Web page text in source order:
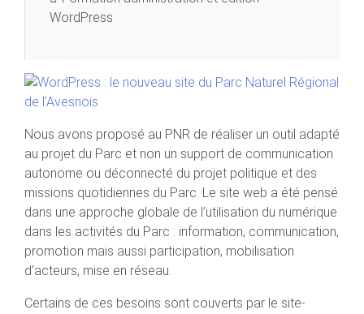
WordPress
Nous avons proposé au PNR de réaliser un outil adapté
au projet du Parc et non un support de communication
autonome ou déconnecté du projet politique et des
missions quotidiennes du Parc. Le site web a été pensé
dans une approche globale de l’utilisation du numérique
dans les activités du Parc : information, communication,
promotion mais aussi participation, mobilisation
d’acteurs, mise en réseau.
Certains de ces besoins sont couverts par le site-